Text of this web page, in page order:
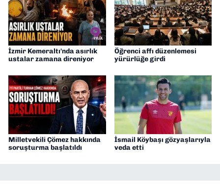
İzmir Kemeraltı'nda asırlık
ustalar zamana direniyor
Öğrenci affı düzenlemesi
yürürlüğe girdi
Milletvekili Çömez hakkında
soruşturma başlatıldı
İsmail Köybaşı gözyaşlarıyla
veda etti